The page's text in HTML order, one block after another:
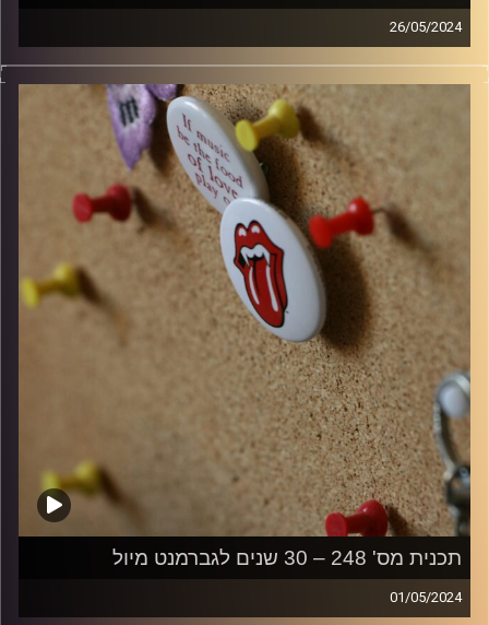
26/05/2024
קלאסיקות רוק עם אורן הוף
קרדיט תמונות: włodi
תכנית מס' 248 – 30 שנים לגברמנט מיול
01/05/2024